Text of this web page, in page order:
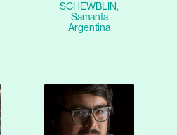
SCHEWBLIN,
Samanta
Argentina